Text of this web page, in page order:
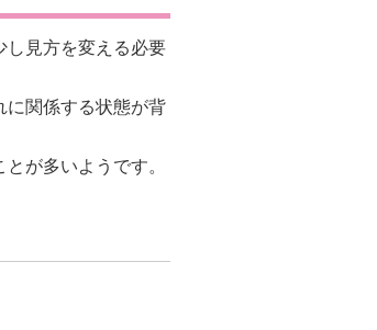
し見方を変える必要
に関係する状態が背
が多いようです。